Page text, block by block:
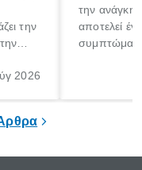
την
2026
την ανάγκη
αποτελεί